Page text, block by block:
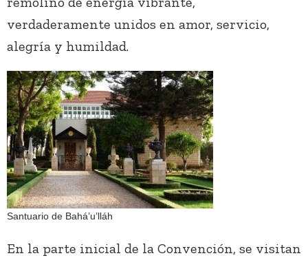
verdaderamente unidos en amor, servicio,
alegría y humildad.
Santuario de Bahá’u’lláh
En la parte inicial de la Convención, se visitan